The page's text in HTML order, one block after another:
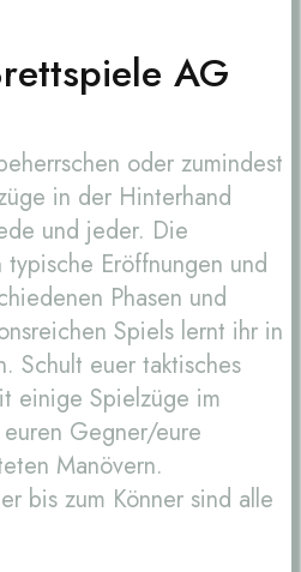
AG
oder zumindest
in der Hinterhand
und jeder. Die
Eröffnungen und
Phasen und
Spiels lernt ihr in
Schult euer taktisches
einige Spielzüge im
Gegner/eure
Manövern.
bis zum Könner sind alle